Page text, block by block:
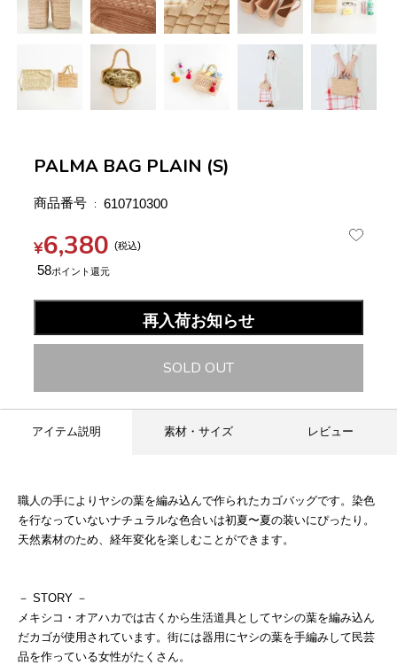
PALMA BAG PLAIN (S)
商品番号 610710300
¥6,380 税込
58
再入荷お知らせ
SOLD OUT
アイテム説明 素材・サイズ レビュー
職人の手によりヤシの葉を編み込んで作られたカゴバッグです。染色
を行なっていないナチュラルな色合いは初夏〜夏の装いにぴったり。
天然素材のため、経年変化を楽しむことができます。
－ STORY －
メキシコ・オアハカでは古くから生活道具としてヤシの葉を編み込ん
だカゴが使用されています。街には器用にヤシの葉を手編みして民芸
品を作っている女性がたくさん。